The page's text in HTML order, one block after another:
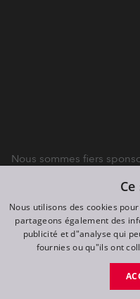
Nous sommes fiers
Nous utilisons des cookies
partageons également des
publicité et d"analyse qui
fournies ou qu"ils ont